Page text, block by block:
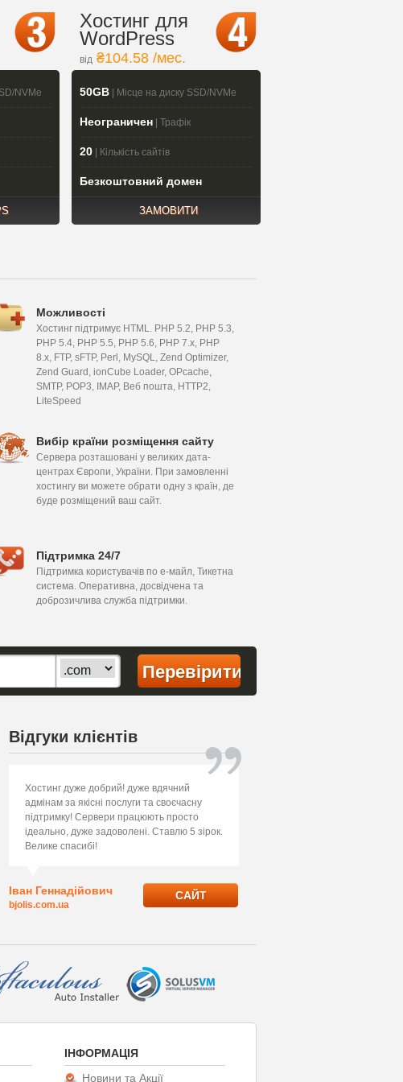
NVMe
Хостинг для
WordPress
від ₴104.58 /мес.
50GB | Місце на диску SSD/NVMe
Неограничен | Трафік
20 | Кількість сайтів
Безкоштовний домен
ЗАМОВИТИ
Можливості
Хостинг підтримує HTML. PHP 5.2, PHP 5.3,
PHP 5.4, PHP 5.5, PHP 5.6, PHP 7.x, PHP
8.x, FTP, sFTP, Perl, MySQL, Zend Optimizer,
Zend Guard, ionCube Loader, OPcache,
SMTP, POP3, IMAP, Веб пошта, HTTP2,
LiteSpeed
Вибір країни розміщення сайту
Сервера розташовані у великих дата-
центрах Європи, України. При замовленні
хостингу ви можете обрати одну з країн, де
буде розміщений ваш сайт.
Підтримка 24/7
Підтримка користувачів по е-майл, Тикетна
система. Оперативна, досвідчена та
доброзичлива служба підтримки.
Відгуки клієнтів
Хостинг дуже добрий! дуже вдячний
адмінам за якісні послуги та своєчасну
підтримку! Сервери працюють просто
ідеально, дуже задоволені. Ставлю 5 зірок.
Велике спасибі!
Іван Геннадійович
bjolis.com.ua
САЙТ
ІНФОРМАЦІЯ
Новини та Акції